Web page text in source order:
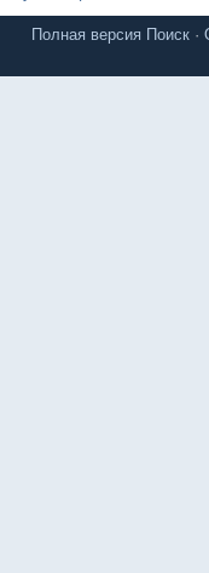
Полная версия Поиск ·